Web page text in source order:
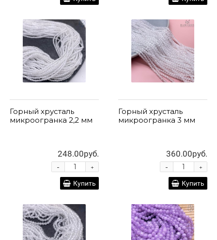
Горный хрусталь
микроогранка 2,2 мм
248.00руб.
+
-
Купить
Горный хрусталь
микроогранка 3 мм
360.00руб.
+
-
Купить